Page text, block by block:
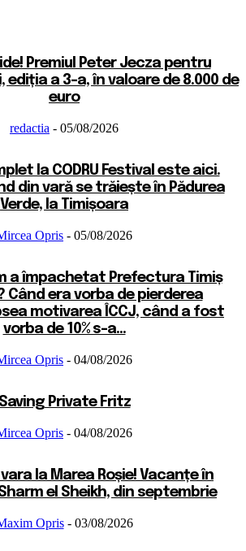
Premiul Peter Jecza pentru
ediția a 3-a, în valoare de 8.000 de
euro
redactia - 05/08/2026
la CODRU Festival este aici.
din vară se trăiește în Pădurea
Verde, la Timișoara
Opris - 05/08/2026
a împachetat Prefectura Timiș
Când era vorba de pierderea
motivarea ÎCCJ, când a fost
vorba de 10% s-a...
Opris - 04/08/2026
Saving Private Fritz
Opris - 04/08/2026
la Marea Roșie! Vacanțe în
el Sheikh, din septembrie
Opris - 03/08/2026